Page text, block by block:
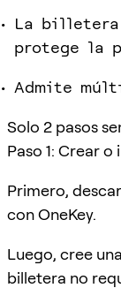
La billetera
protege la
Admite
Solo 2 pasos
Paso 1: Crear
Primero,
con OneKey.
Luego, cree
billetera no